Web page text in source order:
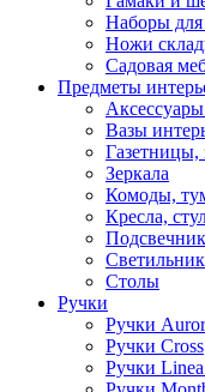
Наборы
Ножи
Садовая
Предметы
Вазы
Зеркала
Комоды,
Кресла,
Столы
Ручки
Ручки
Ручки Cross
Ручки